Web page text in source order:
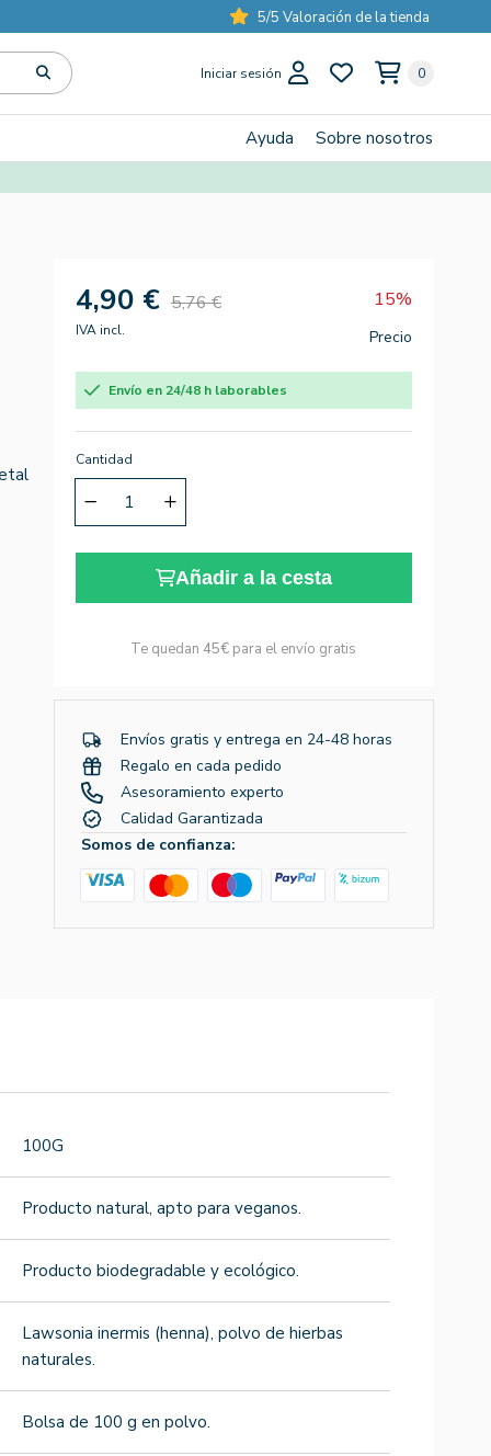
5/5 Valoración de la tienda
Iniciar sesión 0
Ayuda Sobre nosotros
4,90 € 5,76 € 15%
IVA incl. Precio
Envío en 24/48 h laborables
Cantidad
Añadir a la cesta
Te quedan 45€ para el envío gratis
Envíos gratis y entrega en 24-48 horas
Regalo en cada pedido
Asesoramiento experto
Calidad Garantizada
Somos de confianza:
100G
Producto natural, apto para veganos.
Producto biodegradable y ecológico.
Lawsonia inermis (henna), polvo de hierbas
naturales.
Bolsa de 100 g en polvo.